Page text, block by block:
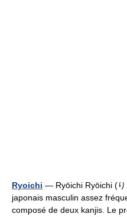
Ryoichi — Ryōichi Ryōichi (
japonais masculin assez
composé de deux kanjis. Le